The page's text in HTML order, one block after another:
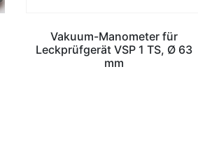
Vakuum-Manometer für
Leckprüfgerät VSP 1 TS, Ø 63
mm